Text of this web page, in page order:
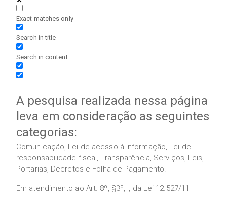
Exact matches only
Search in title
Search in content
A pesquisa realizada nessa página
leva em consideração as seguintes
categorias:
Comunicação, Lei de acesso à informação, Lei de
responsabilidade fiscal, Transparência, Serviços, Leis,
Portarias, Decretos e Folha de Pagamento.
Em atendimento ao Art. 8º, §3º, I, da Lei 12.527/11